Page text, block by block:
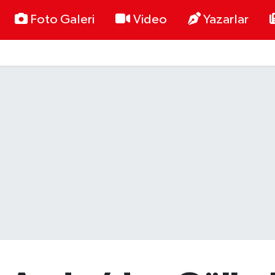
Foto Galeri Video Yazarlar